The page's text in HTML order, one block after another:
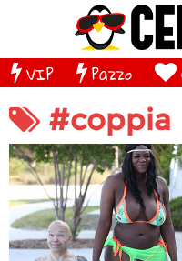
VIP Pazzo
#coppia